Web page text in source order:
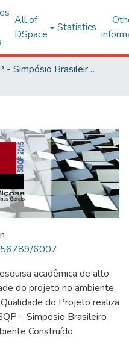
All of
DSpace
Statistics
SBQP - Simpósio Brasileiro de Qualidade do Projeto no Ambiente Construído
6007
acadêmica de alto
do projeto no ambiente
do Projeto realiza
– Simpósio Brasileiro
Construído.